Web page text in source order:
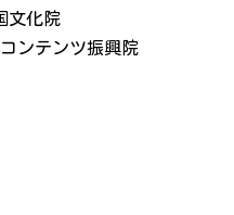
文化院
ンテンツ振興院